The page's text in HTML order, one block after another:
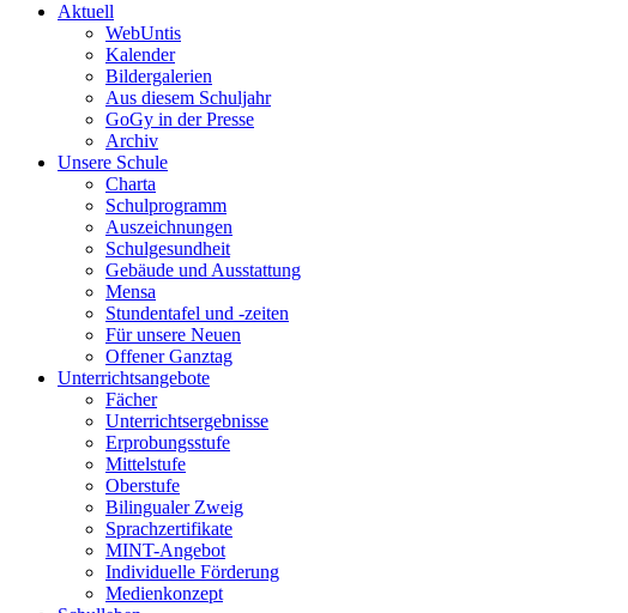
Aktuell
WebUntis
Kalender
Bildergalerien
Aus diesem Schuljahr
GoGy in der Presse
Archiv
Unsere Schule
Charta
Schulprogramm
Auszeichnungen
Schulgesundheit
Gebäude und Ausstattung
Mensa
Stundentafel und -zeiten
Für unsere Neuen
Offener Ganztag
Unterrichtsangebote
Fächer
Unterrichtsergebnisse
Erprobungsstufe
Mittelstufe
Oberstufe
Bilingualer Zweig
Sprachzertifikate
MINT-Angebot
Individuelle Förderung
Medienkonzept